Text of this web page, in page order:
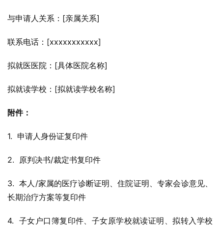
与申请人关系：[亲属关系]
联系电话：[xxxxxxxxxxx]
拟就医医院：[具体医院名称]
拟就读学校：[拟就读学校名称]
附件：
1.  申请人身份证复印件
2.  原判决书/裁定书复印件
3.  本人/家属的医疗诊断证明、住院证明、专家会诊意见、
长期治疗方案等复印件
4.  子女户口簿复印件、子女原学校就读证明、拟转入学校